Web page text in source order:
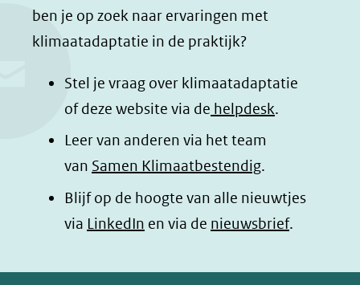
b
o
o
(opent
in
nieuw
venster)
naar
d
I
(opent
in
nieuw
venster)
naar
t
a
p
(opent
in
nieuw
venster)
naar
d
l
e
p
B
l
e
ben je op zoek naar ervaringen met
klimaatadaptatie in de praktijk?
Stel je vraag over klimaatadaptatie
of deze website via de helpdesk.
Leer van anderen via het team
van Samen Klimaatbestendig.
Blijf op de hoogte van alle nieuwtjes
via LinkedIn (opent
nieuw
en via de nieuwsbrief.